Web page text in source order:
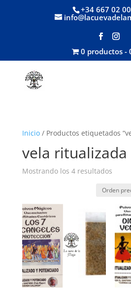
+34 667 02
0 productos
Inicio/ Productos etiquetados
vela ritualizada
Mostrando los 4 resultados